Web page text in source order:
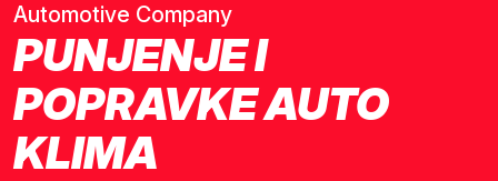
Automotive Company
PUNJENJE I
POPRAVKE AUTO
KLIMA